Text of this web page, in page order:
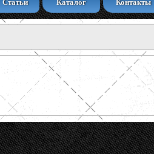
Статьи Каталог Контакты